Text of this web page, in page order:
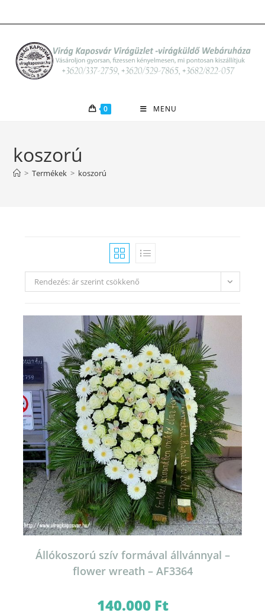
to
0 MENU
koszorú
> Termékek > koszorú
Rendezés: ár szerint csökkenő
Állókoszorú szív formával állvánnyal –
flower wreath – AF3364
140.000 Ft